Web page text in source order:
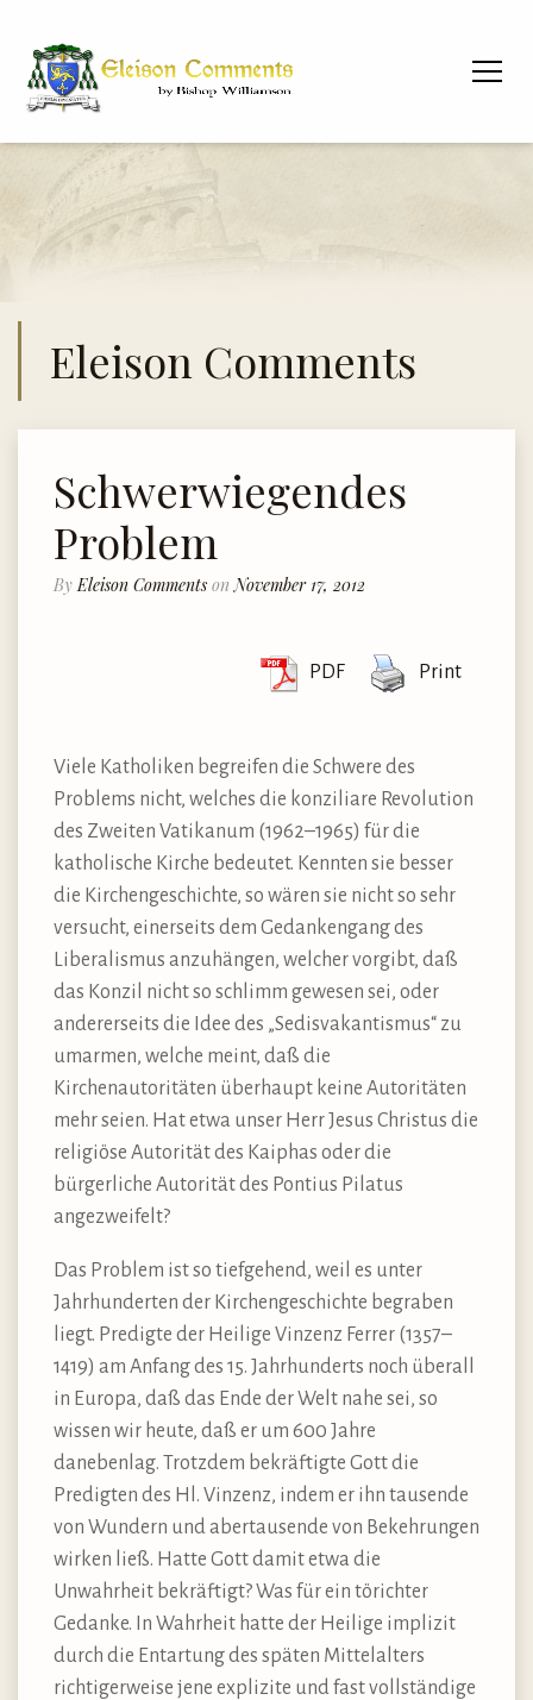
Eleison Comments
Schwerwiegendes
Problem
By Eleison Comments on November 17, 2012
PDF Print
Viele Katholiken begreifen die Schwere des
Problems nicht, welches die konziliare Revolution
des Zweiten Vatikanum (1962–1965) für die
katholische Kirche bedeutet. Kennten sie besser
die Kirchengeschichte, so wären sie nicht so sehr
versucht, einerseits dem Gedankengang des
Liberalismus anzuhängen, welcher vorgibt, daß
das Konzil nicht so schlimm gewesen sei, oder
andererseits die Idee des „Sedisvakantismus“ zu
umarmen, welche meint, daß die
Kirchenautoritäten überhaupt keine Autoritäten
mehr seien. Hat etwa unser Herr Jesus Christus die
religiöse Autorität des Kaiphas oder die
bürgerliche Autorität des Pontius Pilatus
angezweifelt?
Das Problem ist so tiefgehend, weil es unter
Jahrhunderten der Kirchengeschichte begraben
liegt. Predigte der Heilige Vinzenz Ferrer (1357–
1419) am Anfang des 15. Jahrhunderts noch überall
in Europa, daß das Ende der Welt nahe sei, so
wissen wir heute, daß er um 600 Jahre
danebenlag. Trotzdem bekräftigte Gott die
Predigten des Hl. Vinzenz, indem er ihn tausende
von Wundern und abertausende von Bekehrungen
wirken ließ. Hatte Gott damit etwa die
Unwahrheit bekräftigt? Was für ein törichter
Gedanke. In Wahrheit hatte der Heilige implizit
durch die Entartung des späten Mittelalters
richtigerweise jene explizite und fast vollständige